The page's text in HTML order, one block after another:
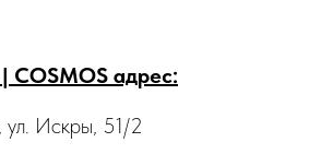
COSMOS адрес:
ул. Искры, 51/2